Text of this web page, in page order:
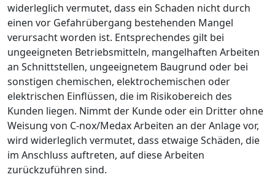
widerleglich vermutet, dass ein Schaden nicht durch
einen vor Gefahrübergang bestehenden Mangel
verursacht worden ist. Entsprechendes gilt bei
ungeeigneten Betriebsmitteln, mangelhaften Arbeiten
an Schnittstellen, ungeeignetem Baugrund oder bei
sonstigen chemischen, elektrochemischen oder
elektrischen Einflüssen, die im Risikobereich des
Kunden liegen. Nimmt der Kunde oder ein Dritter ohne
Weisung von C-nox/Medax Arbeiten an der Anlage vor,
wird widerleglich vermutet, dass etwaige Schäden, die
im Anschluss auftreten, auf diese Arbeiten
zurückzuführen sind.